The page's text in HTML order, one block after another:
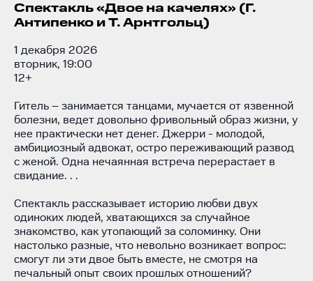
Спектакль «Двое на качелях» (Г.
Антипенко и Т. Арнтгольц)
1 декабря 2026
вторник, 19:00
12+
Гитель – занимается танцами, мучается от язвенной
болезни, ведет довольно фривольный образ жизни, у
нее практически нет денег. Джерри - молодой,
амбициозный адвокат, остро переживающий развод
с женой. Одна нечаянная встреча перерастает в
свидание. . .
Спектакль рассказывает историю любви двух
одиноких людей, хватающихся за случайное
знакомство, как утопающий за соломинку. Они
настолько разные, что невольно возникает вопрос:
смогут ли эти двое быть вместе, не смотря на
печальный опыт своих прошлых отношений?